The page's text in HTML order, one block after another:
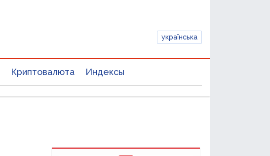
українська
Криптовалюта Индексы